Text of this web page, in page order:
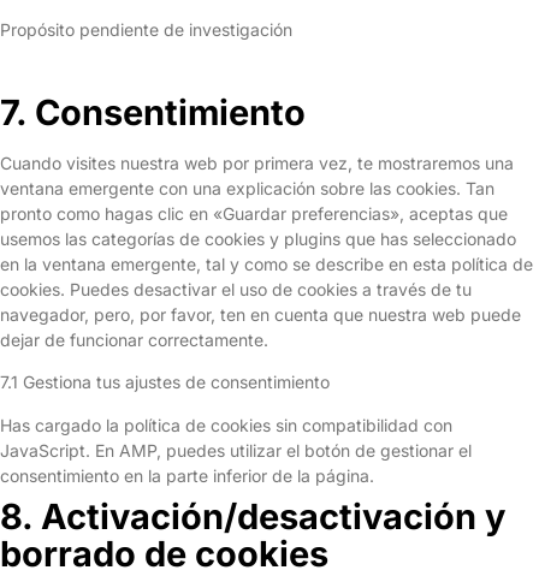
Propósito pendiente de investigación
7. Consentimiento
Cuando visites nuestra web por primera vez, te mostraremos una
ventana emergente con una explicación sobre las cookies. Tan
pronto como hagas clic en «Guardar preferencias», aceptas que
usemos las categorías de cookies y plugins que has seleccionado
en la ventana emergente, tal y como se describe en esta política de
cookies. Puedes desactivar el uso de cookies a través de tu
navegador, pero, por favor, ten en cuenta que nuestra web puede
dejar de funcionar correctamente.
7.1 Gestiona tus ajustes de consentimiento
Has cargado la política de cookies sin compatibilidad con
JavaScript. En AMP, puedes utilizar el botón de gestionar el
consentimiento en la parte inferior de la página.
8. Activación/desactivación y
borrado de cookies